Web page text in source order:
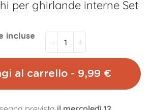
per ghirlande interne Set
incluse
al carrello - 9,99 €